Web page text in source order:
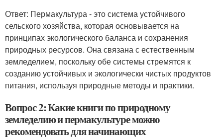
Ответ: Пермакультура - это система устойчивого
сельского хозяйства, которая основывается на
принципах экологического баланса и сохранения
природных ресурсов. Она связана с естественным
земледелием, поскольку обе системы стремятся к
созданию устойчивых и экологически чистых продуктов
питания, используя природные методы и практики.
Вопрос 2: Какие книги по природному
земледелию и пермакультуре можно
рекомендовать для начинающих